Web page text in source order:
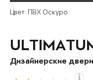
Цвет: ПВХ Оскуро
Дизайнерские